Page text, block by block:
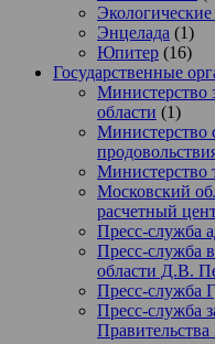
Энцелада (1)
Юпитер (16)
Государственные
Министерство
области (1)
Министерство
Министерство
Московский
расчетный
Пресс-служба
Пресс-служба
области Д.В.
Пресс-служба
Пресс-служба